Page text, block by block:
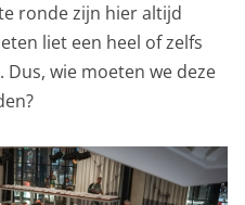
ronde zijn hier altijd
liet een heel of zelfs
wie moeten we deze